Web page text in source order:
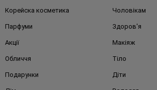
Корейска косметика Чоловікам
Парфуми Здоров'я
Акції Макіяж
Обличчя Тіло
Подарунки Діти